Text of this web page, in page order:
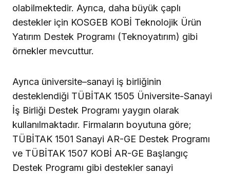
olabilmektedir. Ayrıca, daha büyük çaplı
destekler için KOSGEB KOBİ Teknolojik Ürün
Yatırım Destek Programı (Teknoyatırım) gibi
örnekler mevcuttur.
Ayrıca üniversite–sanayi iş birliğinin
desteklendiği TÜBİTAK 1505 Üniversite-Sanayi
İş Birliği Destek Programı yaygın olarak
kullanılmaktadır. Firmaların boyutuna göre;
TÜBİTAK 1501 Sanayi AR-GE Destek Programı
ve TÜBİTAK 1507 KOBİ AR-GE Başlangıç
Destek Programı gibi destekler sanayi